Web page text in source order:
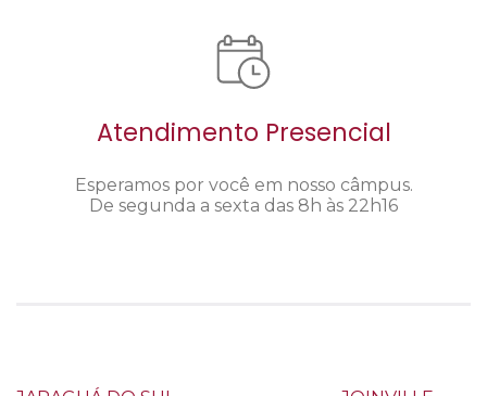
Atendimento Presencial
Esperamos por você em nosso câmpus.
De segunda a sexta das 8h às 22h16